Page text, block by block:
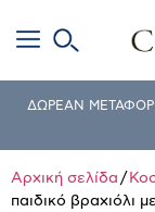
ΔΩΡΕΑΝ
Αρχική σελίδα /
παιδικό βραχιόλι